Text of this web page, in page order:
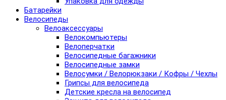
Батарейки
Велосипеды
Велоаксессуары
Велокомпьютеры
Велоперчатки
Велосипедные багажники
Велосипедные замки
Велосумки / Велорюкзаки / Кофры / Чехлы
Грипсы для велосипеда
Детские кресла на велосипед